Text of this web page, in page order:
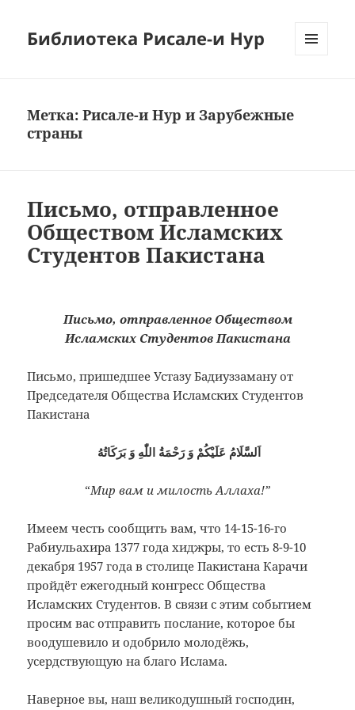
Библиотека Рисале-и Нур
Метка:Рисале-и Нур и Зарубежные
страны
Письмо, отправленное
Обществом Исламских
Студентов Пакистана
Письмо, отправленное Обществом
Исламских Студентов Пакистана
Письмо, пришедшее Устазу Бадиуззаману от
Председателя Общества Исламских Студентов
Пакистана
اَلسَّلَامُ عَلَيْكُمْ وَ رَحْمَةُ اللّٰهِ وَ بَرَكَاتُهُ
“Мир вам и милость Аллаха!”
Имеем честь сообщить вам, что 14-15-16-го
Рабиульахира 1377 года хиджры, то есть 8-9-10
декабря 1957 года в столице Пакистана Карачи
пройдёт ежегодный конгресс Общества
Исламских Студентов. В связи с этим событием
просим вас отправить послание, которое бы
воодушевило и одобрило молодёжь,
усердствующую на благо Ислама.
Наверное вы, наш великодушный господин,